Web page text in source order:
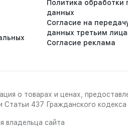
Политика обработки
данных
Согласие на
данных третьим
Согласие реклама
о товарах и ценах,
Статьи 437 Гражданского
владельца сайта